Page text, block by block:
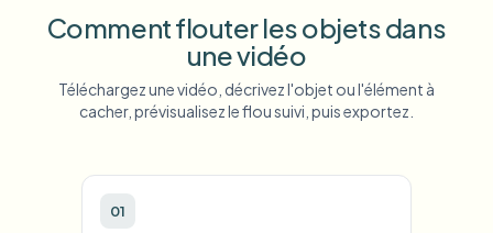
Comment flouter les objets dans
une vidéo
Téléchargez une vidéo, décrivez l'objet ou l'élément à
cacher, prévisualisez le flou suivi, puis exportez.
01